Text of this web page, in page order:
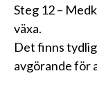
Steg 12 –
växa.
Det finns
avgörande för